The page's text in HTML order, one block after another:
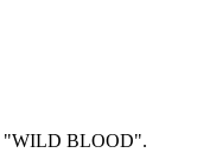
"WILD BLOOD".